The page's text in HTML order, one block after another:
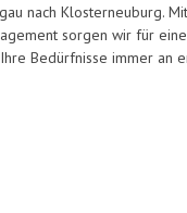
nach Klosterneuburg.
sorgen wir für
Bedürfnisse immer an